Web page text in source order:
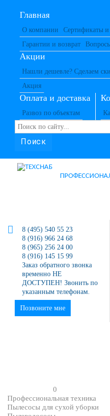
Главная
О компании
Сертификаты
Гарантии и возврат
Акции
Нашли дешевле? Сделаем
Акция
Оплата и доставка
Развоз по объектам
Поиск
8 (495) 540 55 23
8 (916) 966 24 68
8 (965) 256 24 00
8 (916) 145 15 99
Заказ обратного звонка
временно НЕ
ДОСТУПЕН! Звонить по
указанным телефонам.
Позвоните мне
0
Профессиональная техника
Пылесосы для сухой уборки